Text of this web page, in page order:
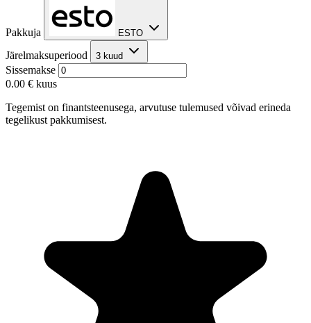
Pakkuja ESTO
Järelmaksuperiood 3 kuud
Sissemakse
0.00 € kuus
Tegemist on finantsteenusega, arvutuse tulemused võivad erineda
tegelikust pakkumisest.